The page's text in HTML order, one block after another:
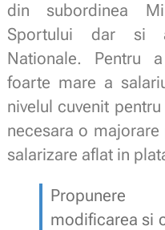
din subordinea
Sportului dar si
Nationale. Pentru
foarte mare a
nivelul cuvenit
necesara o
salarizare aflat in
Propunere
modificarea si